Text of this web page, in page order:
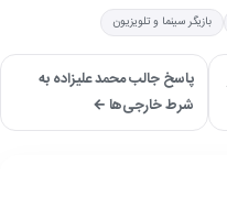
بازیگر سینما و تلویزیون
پاسخ جالب محمد علیزاده به
شرط خارجی‌ها ←